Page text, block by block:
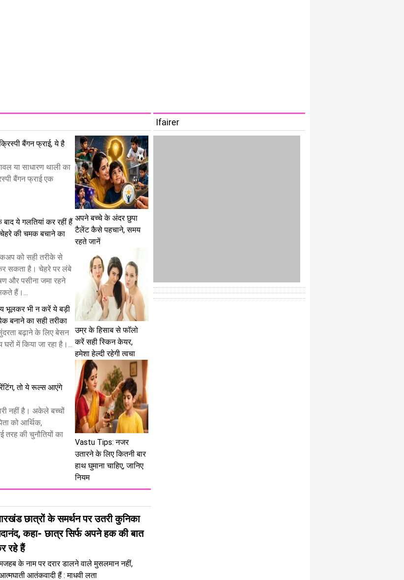
बैंगन फ्राई, ये है
या साधारण थाली का
बैंगन फ्राई एक
ये गलतियां कर रहीं हैं
की चमक बचाने का
को सही तरीके से
सकता है। चेहरे पर लंबे
और पसीना जमा रहने
हैं।...
भूलकर भी न करें ये बड़ी
बनाने का सही तरीका
बढ़ाने के लिए बेसन
में किया जा रहा है।...
तो ये रूल्स आएंगे
नहीं है। अकेले बच्चों
को आर्थिक,
तरह की चुनौतियों का
अपने बच्चे के अंदर छुपा
टैलेंट कैसे पहचाने, समय
रहते जानें
उम्र के हिसाब से फॉलो
करें सही स्किन केयर,
हमेशा हेल्दी रहेगी त्वचा
Vastu Tips: नजर
उतारने के लिए कितनी बार
हाथ घुमाना चाहिए, जानिए
नियम
छात्रों के समर्थन पर उतरी कुनिका
कहा- छात्र सिर्फ अपने हक की बात
रहे हैं
के नाम पर दरार डालने वाले मुसलमान नहीं,
आतंकवादी हैं : माधवी लता
Ifairer